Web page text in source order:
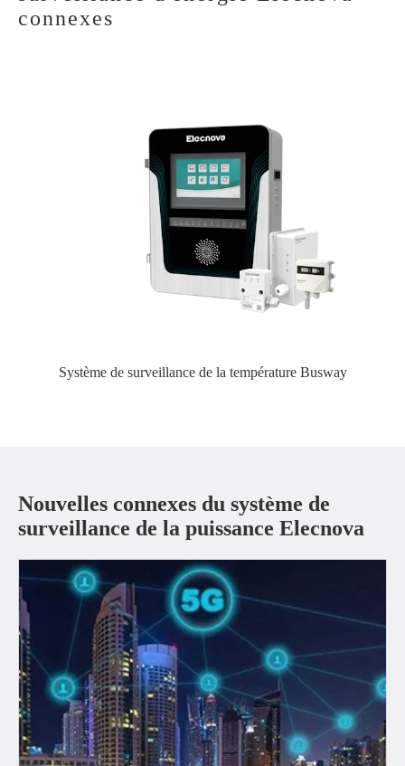
connexes
Système de surveillance de la température Busway
Nouvelles connexes du système de
surveillance de la puissance Elecnova